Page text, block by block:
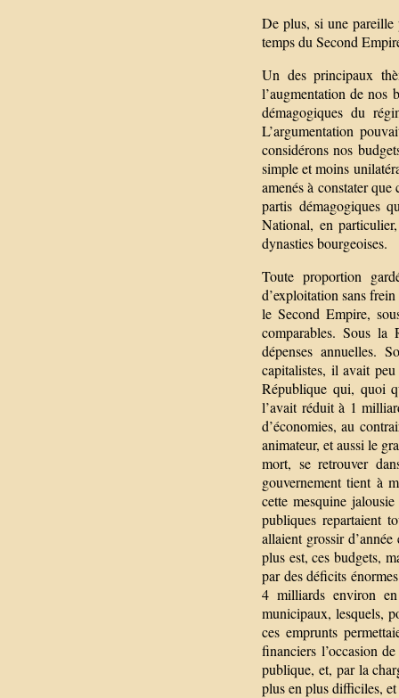
De plus, si une pareille
temps du Second
Un des principaux
l’augmentation de nos
démagogiques du
L’argumentation
considérons nos
simple et moins
amenés à constater
partis démagogiques
National, en
dynasties bourgeoises.
Toute proportion
d’exploitation sans
le Second Empire,
comparables. Sous
dépenses annuelles.
capitalistes, il avait
République qui, quoi
l’avait réduit à 1
d’économies, au
animateur, et aussi le
mort, se retrouver
gouvernement tient à
cette mesquine
publiques repartaient
allaient grossir
plus est, ces budgets,
par des déficits
4 milliards environ
municipaux, lesquels,
ces emprunts
financiers l’occasion
publique, et, par la
plus en plus difficiles,